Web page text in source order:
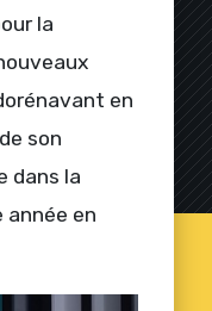
la
en
son
dans la
année en